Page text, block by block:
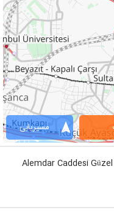
navigation مسیریابی
Alemdar Caddesi